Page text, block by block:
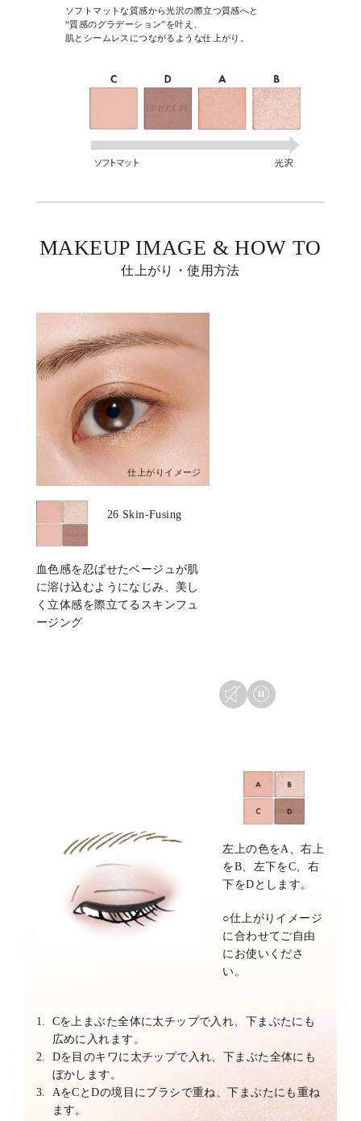
ソフトマットな質感から光沢の際立つ質感へと
“質感のグラデーション”を叶え、
肌とシームレスにつながるような仕上がり。
MAKEUP IMAGE & HOW TO
仕上がり・使用方法
仕上がりイメージ
26 Skin-Fusing
血色感を忍ばせたベージュが肌
に溶け込むようになじみ、 美し
く立体感を際立てるスキンフュ
ージング
左上の色をA、右上
をB、左下をC、右
下をDとします。
○仕上がりイメージ
に合わせてご自由
にお使いくださ
い。
1.
Cを上まぶた全体に太チップで入れ、下まぶたにも
広めに入れます。
2.
Dを目のキワに太チップで入れ、下まぶた全体にも
ぼかします。
3.
AをCとDの境目にブラシで重ね、下まぶたにも重ね
ます。